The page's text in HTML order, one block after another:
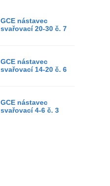
GCE nástavec
svařovací 20-30 č. 7
GCE nástavec
svařovací 14-20 č. 6
GCE nástavec
svařovací 4-6 č. 3